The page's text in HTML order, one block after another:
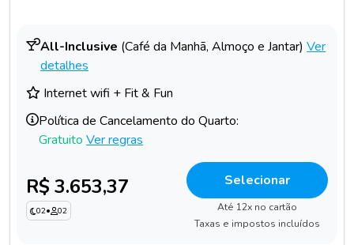
All-Inclusive (Café da Manhã, Almoço e Jantar) Ver
detalhes
Internet wifi + Fit & Fun
Política de Cancelamento do Quarto:
Gratuito Ver regras
R$ 3.653,37
02• 02
Selecionar
Até 12x no cartão
Taxas e impostos incluídos